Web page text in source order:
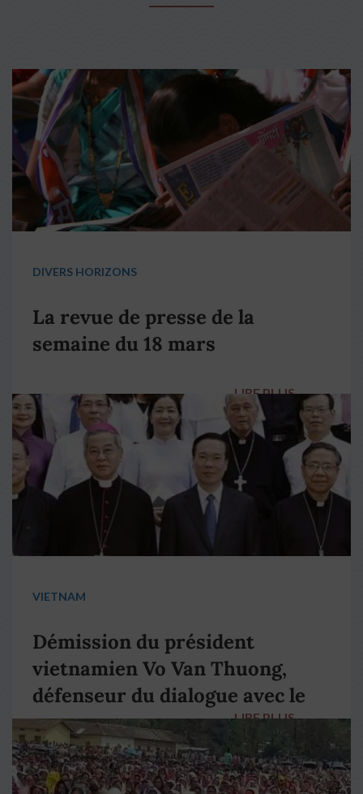
DIVERS HORIZONS
La revue de presse de la
semaine du 18 mars
LIRE PLUS →
VIETNAM
Démission du président
vietnamien Vo Van Thuong,
défenseur du dialogue avec le
pape François
LIRE PLUS →